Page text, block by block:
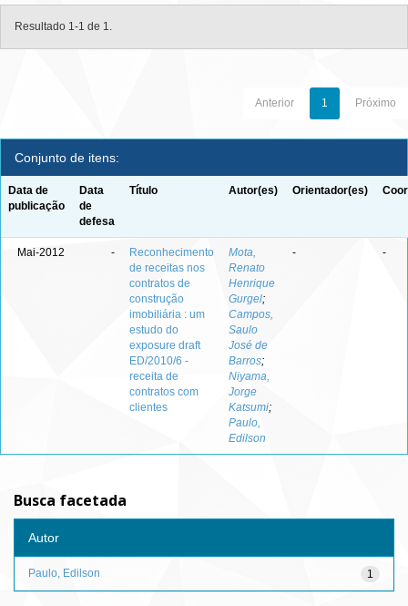
Resultado 1-1 de 1.
Anterior 1 Próximo
Conjunto de itens:
Data de
publicação
Data
de
defesa
Título Autor(es) Orientador(es)
Mai-2012 -
Reconhecimento
de receitas nos
contratos de
construção
imobiliária : um
estudo do
exposure draft
ED/2010/6 -
receita de
contratos com
clientes
Mota,
Renato
Henrique
Gurgel;
Campos,
Saulo
José de
Barros;
Niyama,
Jorge
Katsumi;
Paulo,
Edilson
- -
Busca facetada
Autor
1
Paulo, Edilson